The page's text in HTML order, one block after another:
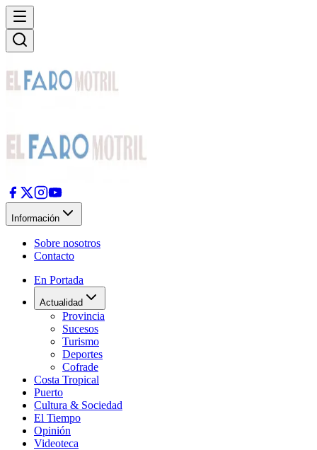
Información
Sobre nosotros
Contacto
En Portada
Actualidad
Provincia
Sucesos
Turismo
Deportes
Cofrade
Costa Tropical
Puerto
Cultura & Sociedad
El Tiempo
Opinión
Videoteca